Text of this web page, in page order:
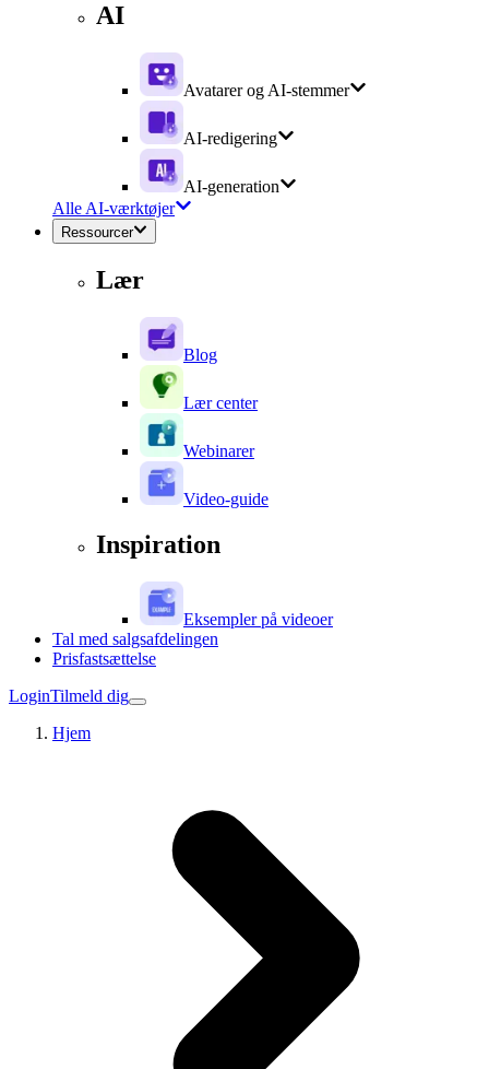
AI
Avatarer og AI-stemmer
AI-redigering
AI-generation
Alle AI-værktøjer
Ressourcer
Lær
Blog
Lær center
Webinarer
Video-guide
Inspiration
Eksempler på videoer
Tal med salgsafdelingen
Prisfastsættelse
LoginTilmeld dig
Hjem